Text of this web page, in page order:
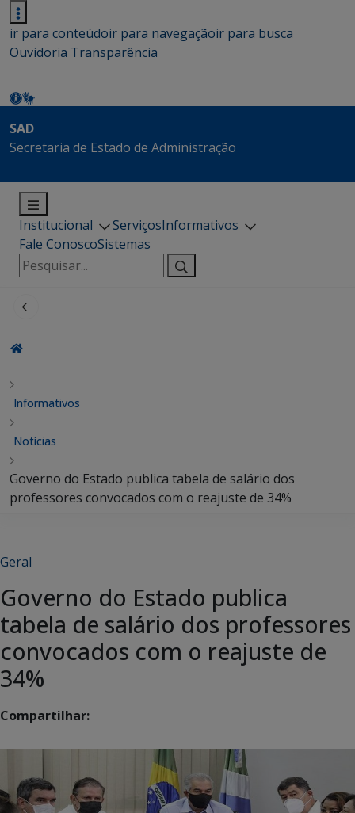
ir para conteúdoir para navegaçãoir para busca
Ouvidoria Transparência
SAD
Secretaria de Estado de Administração
Institucional ServiçosInformativos
Fale ConoscoSistemas
Pesquisar
por:
Informativos
Notícias
Governo do Estado publica tabela de salário dos
professores convocados com o reajuste de 34%
Geral
Governo do Estado publica
tabela de salário dos professores
convocados com o reajuste de
34%
Compartilhar: